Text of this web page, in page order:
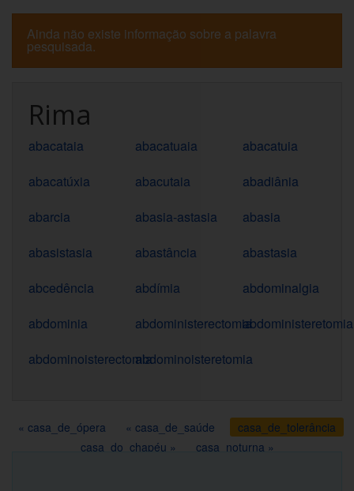
Ainda não existe informação sobre a palavra
pesquisada.
Rima
abacataia abacatuaia
abacatuia
abacatúxia
abacutaia
abadiânia
abarcia
abasia-astasia
abasia
abasistasia
abastância
abastasia
abcedência
abdímia
abdominalgia
abdominia
abdoministerectomiaabdoministeretomia
abdominoisterectomiaabdominoisteretomia
« casa_de_ópera « casa_de_saúde
casa_de_tolerância
casa_do_chapéu »
casa_noturna »